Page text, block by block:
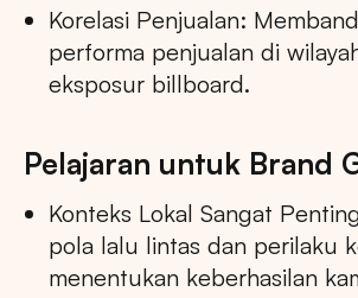
Korelasi Penjualan:
performa penjualan di
eksposur billboard.
Pelajaran untuk Brand
Konteks Lokal Sangat
pola lalu lintas dan perilaku
menentukan keberhasilan